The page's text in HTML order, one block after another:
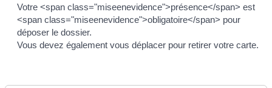
Votre <span class="miseenevidence">présence</span> est
<span class="miseenevidence">obligatoire</span> pour
déposer le dossier.
Vous devez également vous déplacer pour retirer votre carte.